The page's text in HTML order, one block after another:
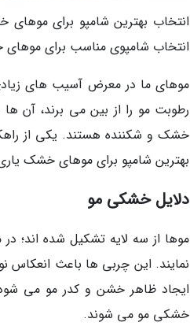
انتخاب بهترین شامپو برای موهای
انتخاب شامپوی مناسب برای موهای
موهای ما در معرض آسیب های زیادی
رطوبت مو را از بین می برند، آن
خشک و شکننده هستند. یکی از
بهترین شامپو برای موهای خشک
دلایل خشکی مو
موها از سه لایه تشکیل شده اند؛
نمایند. این چربی ها باعث انعکاس
ایجاد ظاهر خشن و کدر مو می
خشکی مو می شوند.